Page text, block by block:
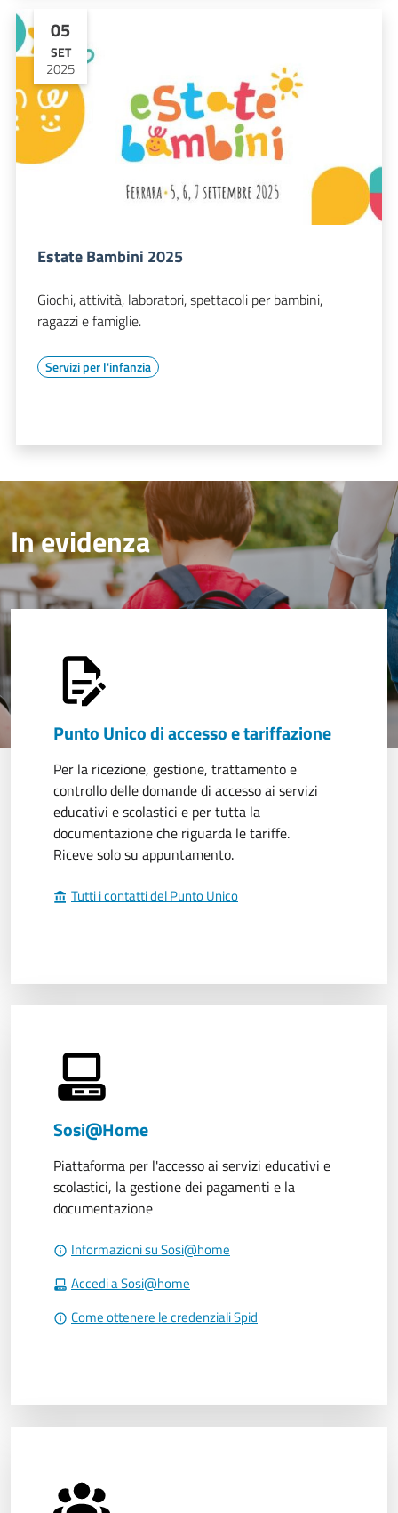
05
SET
2025
Estate Bambini 2025
Giochi, attività, laboratori, spettacoli per bambini,
ragazzi e famiglie.
Servizi per l'infanzia
In evidenza
Punto Unico di accesso e tariffazione
Per la ricezione, gestione, trattamento e
controllo delle domande di accesso ai servizi
educativi e scolastici e per tutta la
documentazione che riguarda le tariffe.
Riceve solo su appuntamento.
Tutti i contatti del Punto Unico
Sosi@Home
Piattaforma per l'accesso ai servizi educativi e
scolastici, la gestione dei pagamenti e la
documentazione
Informazioni su Sosi@home
Accedi a Sosi@home
Come ottenere le credenziali Spid